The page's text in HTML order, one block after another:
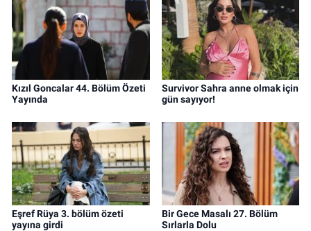
Kızıl Goncalar 44. Bölüm Özeti
Yayında
Survivor Sahra anne olmak için
gün sayıyor!
Eşref Rüya 3. bölüm özeti
yayına girdi
Bir Gece Masalı 27. Bölüm
Sırlarla Dolu